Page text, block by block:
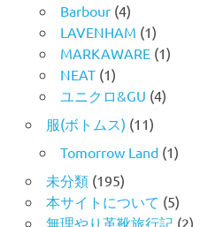
Barbour(4)
LAVENHAM (1)
MARKAWARE(1)
NEAT(1)
ユニクロ&GU (4)
服(ボトムス) (11)
Tomorrow Land(1)
未分類(195)
本サイトについて (5)
無理やり革靴旅行記 (2)